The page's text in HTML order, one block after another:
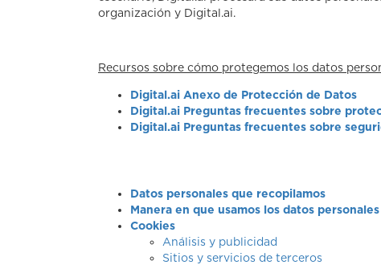
organización y Digital.ai.
Recursos sobre cómo protegemos los datos
Digital.ai Anexo de Protección de Datos
Digital.ai Preguntas frecuentes sobre
Digital.ai Preguntas frecuentes sobre
Datos personales que recopilamos
Manera en que usamos los datos personales
Cookies
Análisis y publicidad
Sitios y servicios de terceros